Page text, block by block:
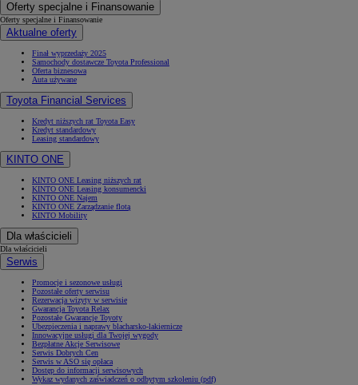
Oferty specjalne i Finansowanie
Oferty specjalne i Finansowanie
Aktualne oferty
Finał wyprzedaży 2025
Samochody dostawcze Toyota Professional
Oferta biznesowa
Auta używane
Toyota Financial Services
Kredyt niższych rat Toyota Easy
Kredyt standardowy
Leasing standardowy
KINTO ONE
KINTO ONE Leasing niższych rat
KINTO ONE Leasing konsumencki
KINTO ONE Najem
KINTO ONE Zarządzanie flotą
KINTO Mobility
Dla właścicieli
Dla właścicieli
Serwis
Promocje i sezonowe usługi
Pozostałe oferty serwisu
Rezerwacja wizyty w serwisie
Gwarancja Toyota Relax
Pozostałe Gwarancje Toyoty
Ubezpieczenia i naprawy blacharsko-lakiernicze
Innowacyjne usługi dla Twojej wygody
Bezpłatne Akcje Serwisowe
Serwis Dobrych Cen
Serwis w ASO się opłaca
Dostęp do informacji serwisowych
Wykaz wydanych zaświadczeń o odbytym szkoleniu (pdf)